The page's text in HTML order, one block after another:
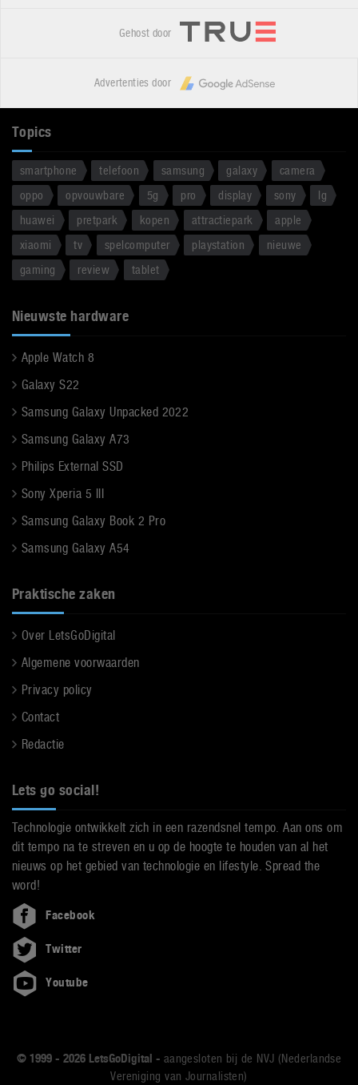
Gehost door
Advertenties door
Topics
smartphone telefoon samsung galaxy
camera
oppo
opvouwbare 5g pro display sony
lg
huawei
pretpark kopen attractiepark
apple
xiaomi
tv spelcomputer playstation
nieuwe
gaming
review tablet
Nieuwste hardware
Apple Watch 8
Galaxy S22
Samsung Galaxy Unpacked 2022
Samsung Galaxy A73
Philips External SSD
Sony Xperia 5 III
Samsung Galaxy Book 2 Pro
Samsung Galaxy A54
Praktische zaken
Over LetsGoDigital
Algemene voorwaarden
Privacy policy
Contact
Redactie
Lets go social!
Technologie ontwikkelt zich in een razendsnel tempo. Aan ons om
dit tempo na te streven en u op de hoogte te houden van al het
nieuws op het gebied van technologie en lifestyle. Spread the
word!
Facebook
Twitter
Youtube
© 1999 - 2026 LetsGoDigital - aangesloten bij de NVJ (Nederlandse
Vereniging van Journalisten)